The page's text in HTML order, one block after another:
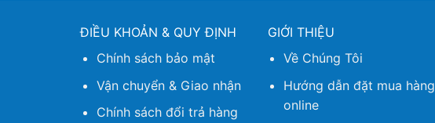
ĐIỀU KHOẢN & QUY ĐỊNH
Chính sách bảo mật
Vận chuyển & Giao nhận
Chính sách đổi trả hàng
GIỚI THIỆU
Về Chúng Tôi
Hướng dẫn đặt mua hàng
online